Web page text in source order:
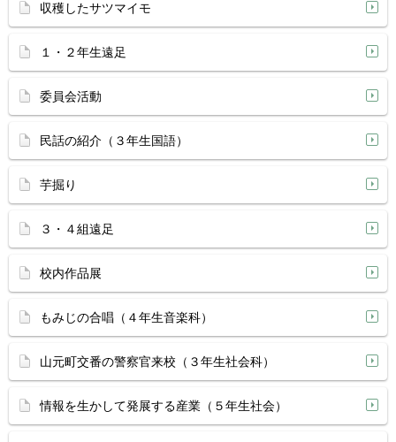
収穫したサツマイモ
１・２年生遠足
委員会活動
民話の紹介（３年生国語）
芋掘り
３・４組遠足
校内作品展
もみじの合唱（４年生音楽科）
山元町交番の警察官来校（３年生社会科）
情報を生かして発展する産業（５年生社会）